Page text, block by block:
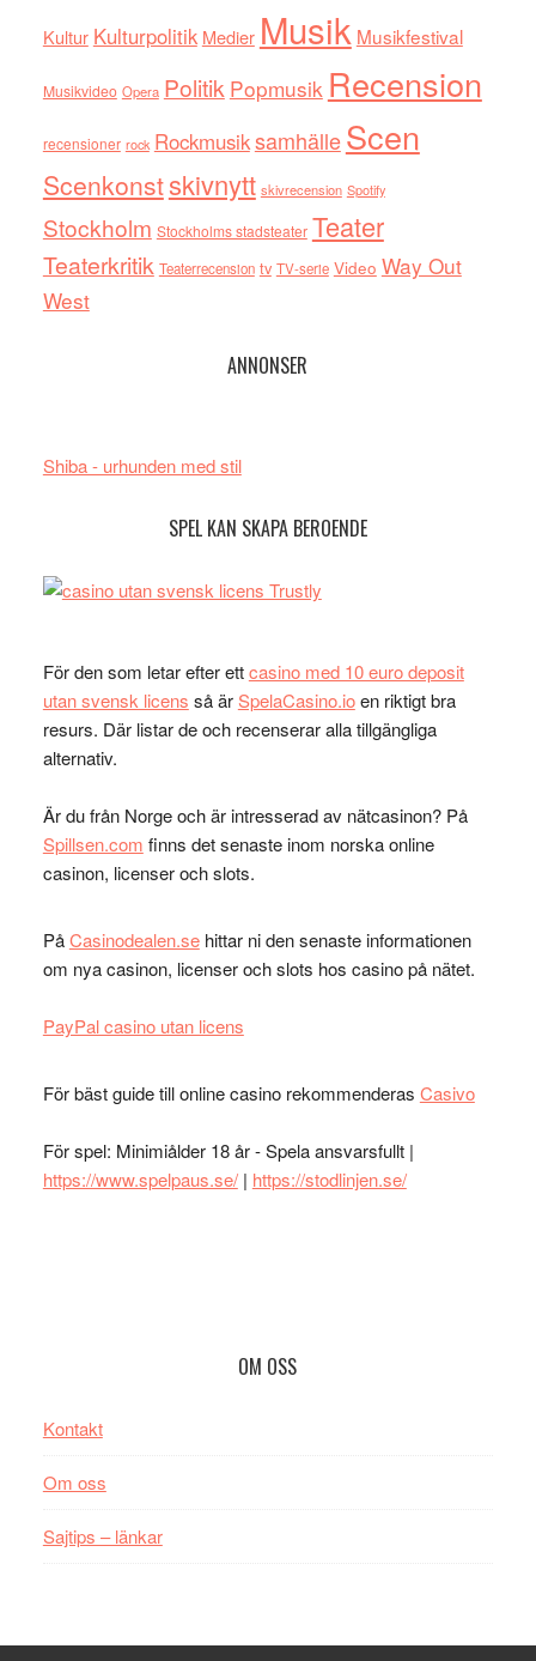
Kultur Kulturpolitik Medier Musik Musikfestival
Musikvideo Opera Politik Popmusik Recension
recensioner rock RockmusiksamhälleScen
Scenkonstskivnytt skivrecension Spotify
Stockholm Stockholms stadsteater Teater
Teaterkritik Teaterrecension tv TV-serie Video Way Out
West
ANNONSER
Shiba - urhunden med stil
SPEL KAN SKAPA BEROENDE
För den som letar efter ettcasino med 10 euro deposit
utan svensk licens så ärSpelaCasino.ioen riktigt bra
resurs. Där listar de och recenserar alla tillgängliga
alternativ.
Är du från Norge och är intresserad av nätcasinon? På
Spillsen.com finns det senaste inom norska online
casinon, licenser och slots.
PåCasinodealen.sehittar ni den senaste informationen
om nya casinon, licenser och slots hos casino på nätet.
PayPal casino utan licens
För bäst guide till online casino rekommenderas Casivo
För spel: Minimiålder 18 år - Spela ansvarsfullt |
https://www.spelpaus.se/| https://stodlinjen.se/
OM OSS
Kontakt
Om oss
Sajtips – länkar